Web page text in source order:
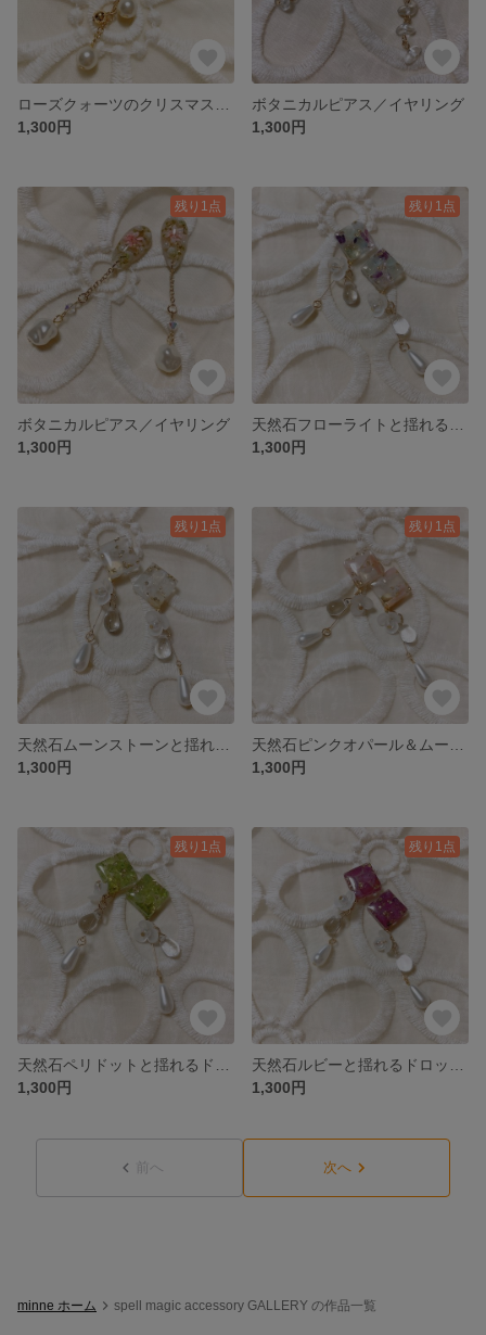
1,300円
ボタニカルピアス／イヤリング
1,300円
残り1点
ボタニカルピアス／イヤリング
1,300円
残り1点
1,300円
残り1点
1,300円
残り1点
1,300円
残り1点
1,300円
残り1点
1,300円
前へ 次へ
minne ホーム spell magic accessory GALLERY の作品一覧